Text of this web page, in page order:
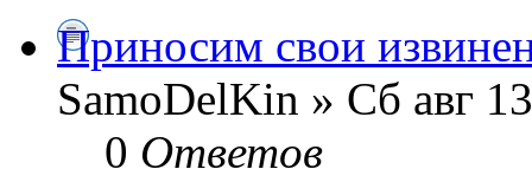
Приносим свои
SamoDelKin » Сб авг
0 Ответов